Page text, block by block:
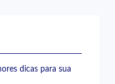
dicas para sua